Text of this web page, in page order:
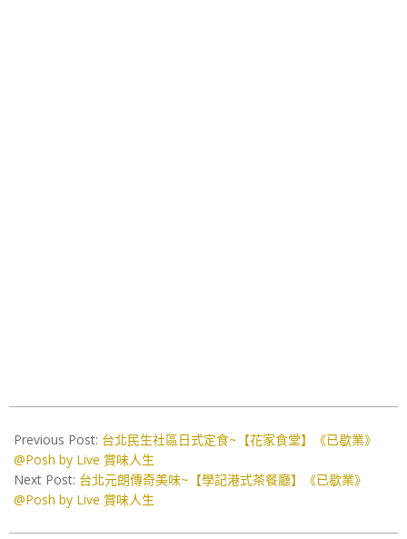
05-
13
Previous Post: 台北民生社區日式定食~【花家食堂】《已歇業》
@Posh by Live 賞味人生
Next Post: 台北元朗傳奇美味~【學記港式茶餐廳】《已歇業》
@Posh by Live 賞味人生